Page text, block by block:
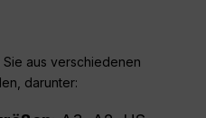
Sie aus verschiedenen
darunter: